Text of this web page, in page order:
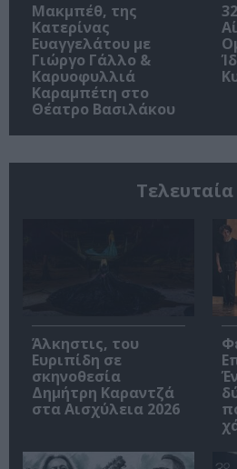
Μακμπέθ, της
Κατερίνας
Ευαγγελάτου με
Γιώργο Γάλλο &
Καρυοφυλλιά
Καραμπέτη στο
Θέατρο Βασιλάκου
Άλκηστις, του
Ευριπίδη σε
σκηνοθεσία
Δημήτρη Καραντζά
στα Αισχύλεια 2026